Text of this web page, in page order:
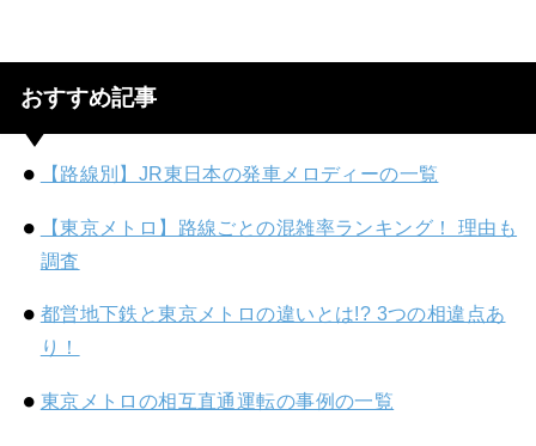
おすすめ記事
【路線別】JR東日本の発車メロディーの一覧
【東京メトロ】路線ごとの混雑率ランキング！ 理由も
調査
都営地下鉄と東京メトロの違いとは!? 3つの相違点あ
り！
東京メトロの相互直通運転の事例の一覧